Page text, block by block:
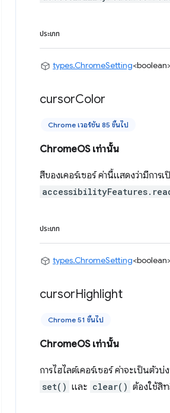
ประเภท
types.ChromeSetting
cursorColor
Chrome เวอร์ชัน 85 ขึ้นไป
ChromeOS เท่านั้น
สีของเคอร์เซอร์ ค่านี้แสดงว่ามีการ
ประเภท
types.ChromeSetting
cursorHighlight
Chrome 51 ขึ้นไป
ChromeOS เท่านั้น
การไฮไลต์เคอร์เซอร์ ค่าจะเป็นตัว
set() และ clear() ต้องใช้สิ